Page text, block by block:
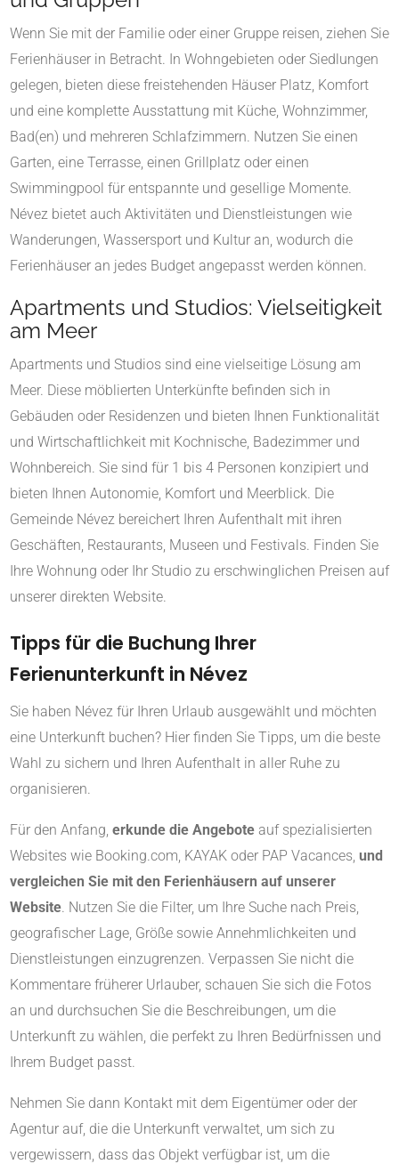
Wenn Sie mit der Familie oder einer Gruppe reisen, ziehen Sie
Ferienhäuser in Betracht. In Wohngebieten oder Siedlungen
gelegen, bieten diese freistehenden Häuser Platz, Komfort
und eine komplette Ausstattung mit Küche, Wohnzimmer,
Bad(en) und mehreren Schlafzimmern. Nutzen Sie einen
Garten, eine Terrasse, einen Grillplatz oder einen
Swimmingpool für entspannte und gesellige Momente.
Névez bietet auch Aktivitäten und Dienstleistungen wie
Wanderungen, Wassersport und Kultur an, wodurch die
Ferienhäuser an jedes Budget angepasst werden können.
Apartments und Studios: Vielseitigkeit
am Meer
Apartments und Studios sind eine vielseitige Lösung am
Meer. Diese möblierten Unterkünfte befinden sich in
Gebäuden oder Residenzen und bieten Ihnen Funktionalität
und Wirtschaftlichkeit mit Kochnische, Badezimmer und
Wohnbereich. Sie sind für 1 bis 4 Personen konzipiert und
bieten Ihnen Autonomie, Komfort und Meerblick. Die
Gemeinde Névez bereichert Ihren Aufenthalt mit ihren
Geschäften, Restaurants, Museen und Festivals. Finden Sie
Ihre Wohnung oder Ihr Studio zu erschwinglichen Preisen auf
unserer direkten Website.
Tipps für die Buchung Ihrer
Ferienunterkunft in Névez
Sie haben Névez für Ihren Urlaub ausgewählt und möchten
eine Unterkunft buchen? Hier finden Sie Tipps, um die beste
Wahl zu sichern und Ihren Aufenthalt in aller Ruhe zu
organisieren.
Für den Anfang, erkunde die Angebote auf spezialisierten
Websites wie Booking.com, KAYAK oder PAP Vacances, und
vergleichen Sie mit den Ferienhäusern auf unserer
Website . Nutzen Sie die Filter, um Ihre Suche nach Preis,
geografischer Lage, Größe sowie Annehmlichkeiten und
Dienstleistungen einzugrenzen. Verpassen Sie nicht die
Kommentare früherer Urlauber, schauen Sie sich die Fotos
an und durchsuchen Sie die Beschreibungen, um die
Unterkunft zu wählen, die perfekt zu Ihren Bedürfnissen und
Ihrem Budget passt.
Nehmen Sie dann Kontakt mit dem Eigentümer oder der
Agentur auf, die die Unterkunft verwaltet, um sich zu
vergewissern, dass das Objekt verfügbar ist, um die